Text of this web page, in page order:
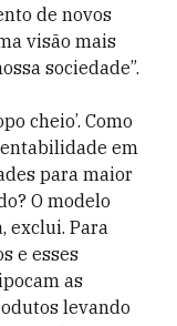
de novos
visão mais
sociedade”.
cheio’. Como
em
para maior
O modelo
exclui. Para
e esses
as
levando